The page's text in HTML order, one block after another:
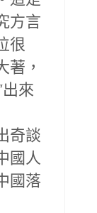
方言
很
著，
來
奇談
國人
國落